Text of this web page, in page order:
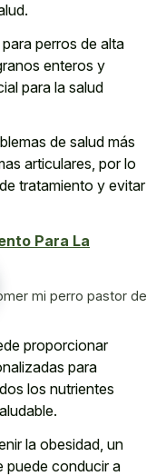
perros de alta
enteros y
para la salud
de salud más
articulares, por lo
tratamiento y evitar
Para La
mi perro pastor de
proporcionar
para
los nutrientes
la obesidad, un
puede conducir a